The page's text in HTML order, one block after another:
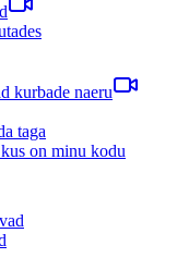
kurbade naeru
taga
on minu kodu